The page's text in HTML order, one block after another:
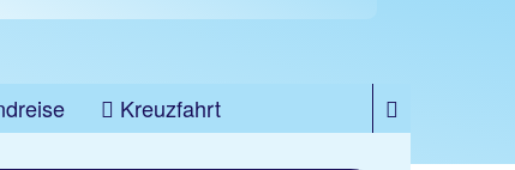
Kreuzfahrt